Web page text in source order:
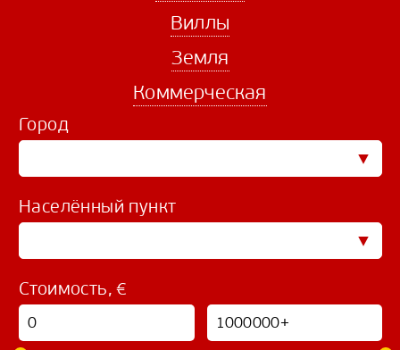
Виллы
Земля
Коммерческая
Город
Населённый пункт
Стоимость, €